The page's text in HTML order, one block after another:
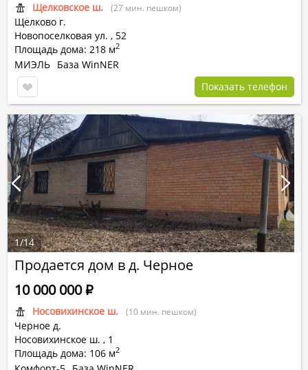
Щелковское ш. (27 мин. пешком)
Щелково г.
Новопоселковая ул. , 52
Площадь дома: 218 м2
МИЭЛЬ База WinNER
Показать телефон
Продается дом в д. Черное
Носовихинское ш. (10 мин. пешком)
Черное д.
Носовихинское ш. , 1
Площадь дома: 106 м2
10 000 000Р
1/14